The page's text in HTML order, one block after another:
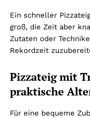
Ein schneller
groß, die Zeit aber
Zutaten oder
Rekordzeit
Pizzateig mit
praktische
Für eine bequeme